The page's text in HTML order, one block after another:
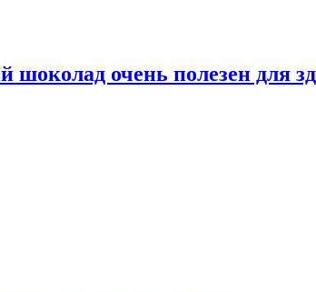
очень полезен для